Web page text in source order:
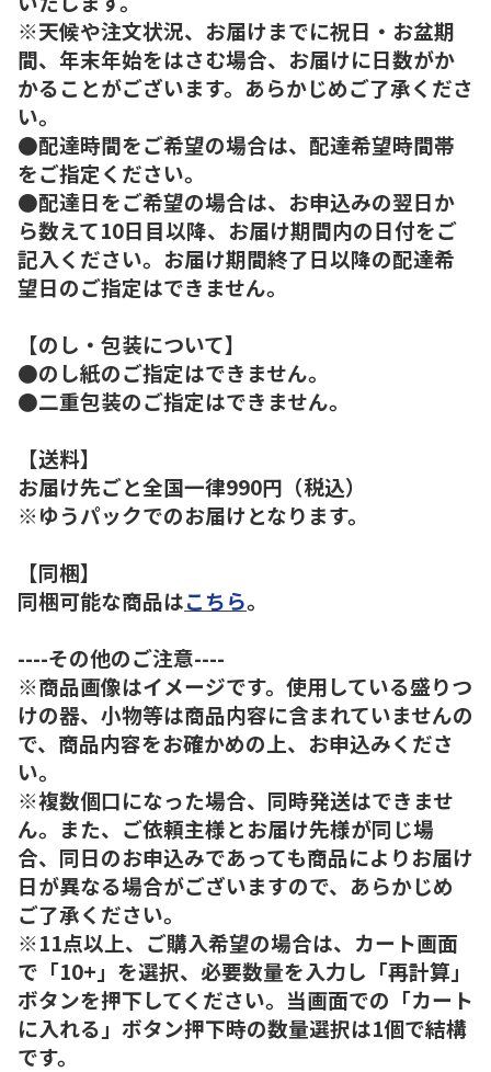
※天候や注文状況、お届けまでに祝日・お盆期
間、年末年始をはさむ場合、お届けに日数がか
かることがございます。あらかじめご了承くださ
い。
●配達時間をご希望の場合は、配達希望時間帯
をご指定ください。
●配達日をご希望の場合は、お申込みの翌日か
ら数えて10日目以降、お届け期間内の日付をご
記入ください。お届け期間終了日以降の配達希
望日のご指定はできません。
【のし・包装について】
●のし紙のご指定はできません。
●二重包装のご指定はできません。
【送料】
お届け先ごと全国一律990円（税込）
※ゆうパックでのお届けとなります。
【同梱】
同梱可能な商品はこちら。
----その他のご注意----
※商品画像はイメージです。使用している盛りつ
けの器、小物等は商品内容に含まれていませんの
で、商品内容をお確かめの上、お申込みくださ
い。
※複数個口になった場合、同時発送はできませ
ん。また、ご依頼主様とお届け先様が同じ場
合、同日のお申込みであっても商品によりお届け
日が異なる場合がございますので、あらかじめ
ご了承ください。
※11点以上、ご購入希望の場合は、カート画面
で「10+」を選択、必要数量を入力し「再計算」
ボタンを押下してください。当画面での「カート
に入れる」ボタン押下時の数量選択は1個で結構
です。